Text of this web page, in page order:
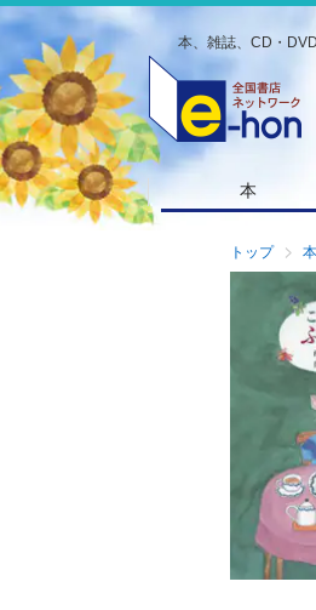
本、雑誌、CD・
本
トップ